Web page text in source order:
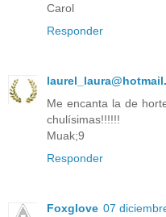
Carol
Responder
Me encanta la de
chulísimas!!!!!!
Muak;9
Responder
Foxglove 07